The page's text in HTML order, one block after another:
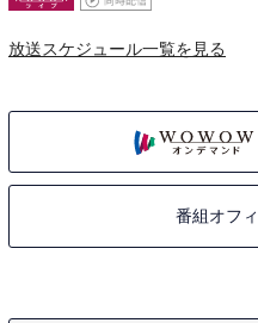
放送スケジュール一覧を見る
番組オフ